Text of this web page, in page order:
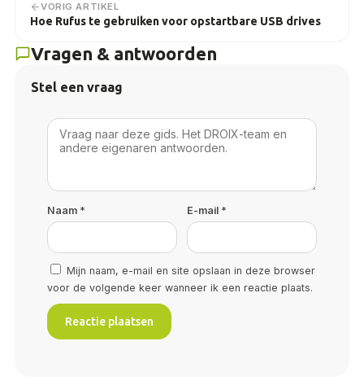
VORIG ARTIKEL
Hoe Rufus te gebruiken voor opstartbare USB drives
Vragen & antwoorden
Stel een vraag
Naam * E-mail *
Mijn naam, e-mail en site opslaan in deze browser
voor de volgende keer wanneer ik een reactie plaats.